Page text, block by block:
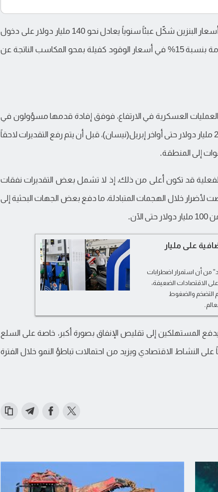
وأشارت تقديرات "غولدمان ساكس" إلى أن ارتفاع أسعار البنزين شكّل عبئاً سنوياً يعادل نحو 140 مليار دولار على دخول
الأسر، فيما قدّرت مورغان ستانلي أن زيادة مستدامة بنسبة 15% في أسعار الوقود كفيلة بمحو المكاسب الناتجة عن
العمليات العسكرية في الارتفاع، فوفق إفادة قدمها مسؤولون في
البنتاغون أمام الكونغرس، بلغت تكلفة الحرب نحو 25 مليار دولار حتى أواخر إبريل(نيسان)، قبل أن يتم رفع التقديرات لاحقاً
الفعلية قد تكون أعلى من ذلك، إذ لا تشمل بعض التقديرات نفقات
لأضرار خلال الهجمات المتبادلة، ما دفع بعض الجهات البحثية إلى
على مليار
من أن استمرار اضطرابات
الاقتصادات الضعيفة،
بتفاقم التضخم والضغوط
المستهلكين إلى تقليص الإنفاق بصورة أكبر، خاصة على السلع
النشاط الاقتصادي ويزيد من احتمالات تباطؤ النمو خلال الفترة